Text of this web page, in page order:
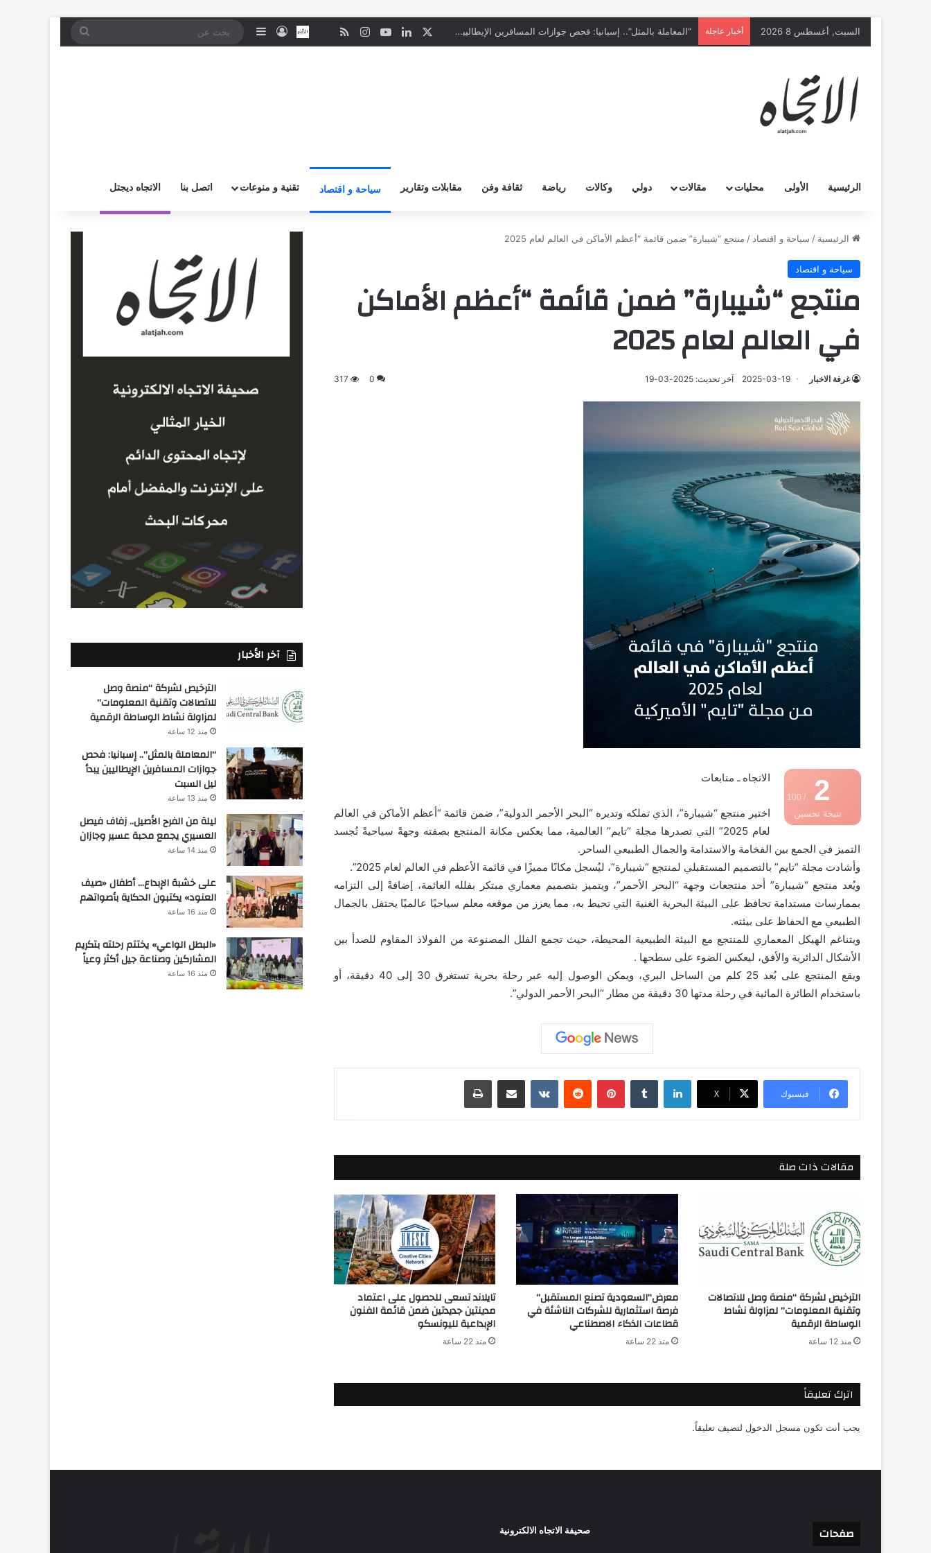
السبت, أغسطس 8 2026 أخبار عاجلة “المعاملة بالمثل”.. إسبانيا: فحص جوازات المسافرين الإيطاليين يبدأ ليل السبت لينكدإن‫YouTube
انستقرامملخص الموقع RSS
نبض اتصل بــنـا
تسجيل الدخول
إضافة عمود جانبي
بحث
الرئيسية الأولى محليات مقالات دولي وكالات رياضة ثقافة وفن مقابلات وتقارير سياحة و اقتصاد تقنية و منوعات اتصل بنا الاتجاه ديجتل
الرئيسية / سياحة و اقتصاد / منتجع “شيبارة” ضمن قائمة “أعظم الأماكن في العالم لعام 2025
سياحة و اقتصاد
منتجع “شيبارة” ضمن قائمة “أعظم الأماكن
في العالم لعام 2025
غرفة الاخبار 2025-03-19 آخر تحديث: 2025-03-19 0
317
2
/ 100
نتيجة تحسين
الاتجاه ـ متابعات
اختير منتجع “شيبارة”، الذي تملكه وتديره “البحر الأحمر الدولية”، ضمن قائمة “أعظم الأماكن في العالم
لعام 2025” التي تصدرها مجلة “تايم” العالمية، مما يعكس مكانة المنتجع بصفته وجهةً سياحيةً تُجسد
التميز في الجمع بين الفخامة والاستدامة والجمال الطبيعي الساحر.
وأشادت مجلة “تايم” بالتصميم المستقبلي لمنتجع “شيبارة”، ليُسجل مكانًا مميزًا في قائمة الأعظم في العالم لعام 2025”.
ويُعد منتجع “شيبارة” أحد منتجعات وجهة “البحر الأحمر”، ويتميز بتصميم معماري مبتكر بفلله العائمة، إضافةً إلى التزامه
بممارسات مستدامة تحافظ على البيئة البحرية الغنية التي تحيط به، مما يعزز من موقعه معلم سياحيًا عالميًا يحتفل بالجمال
الطبيعي مع الحفاظ على بيئته.
ويتناغم الهيكل المعماري للمنتجع مع البيئة الطبيعية المحيطة، حيث تجمع الفلل المصنوعة من الفولاذ المقاوم للصدأ بين
الأشكال الدائرية والأفق، ليعكس الضوء على سطحها .
ويقع المنتجع على بُعد 25 كلم من الساحل البري، ويمكن الوصول إليه عبر رحلة بحرية تستغرق 30 إلى 40 دقيقة، أو
باستخدام الطائرة المائية في رحلة مدتها 30 دقيقة من مطار “البحر الأحمر الدولي”.
فيسبوك ‫X
لينكدإن بينتيريست مشاركة عبر البريد طباعة
مقالات ذات صلة
الترخيص لشركة “منصة وصل للاتصالات
وتقنية المعلومات” لمزاولة نشاط
الوساطة الرقمية
منذ 12 ساعة
معرض”السعودية تصنع المستقبل”
فرصة استثمارية للشركات الناشئة في
قطاعات الذكاء الاصطناعي
منذ 22 ساعة
تايلاند تسعى للحصول على اعتماد
مدينتين جديدتين ضمن قائمة الفنون
الإبداعية لليونسكو
منذ 22 ساعة
اترك تعليقاً
يجب أنت تكون مسجل الدخول لتضيف تعليقاً.
آخر الأخبار
الترخيص لشركة “منصة وصل
للاتصالات وتقنية المعلومات”
لمزاولة نشاط الوساطة الرقمية
منذ 12 ساعة
“المعاملة بالمثل”.. إسبانيا: فحص
جوازات المسافرين الإيطاليين يبدأ
ليل السبت
منذ 13 ساعة
ليلة من الفرح الأصيل.. زفاف فيصل
العسيري يجمع محبة عسير وجازان
منذ 14 ساعة
على خشبة الإبداع… أطفال «صيف
العنود» يكتبون الحكاية بأصواتهم
منذ 16 ساعة
«البطل الواعي» يختتم رحلته بتكريم
المشاركين وصناعة جيل أكثر وعياً
منذ 16 ساعة
صفحات صحيفة الاتجاه الالكترونية